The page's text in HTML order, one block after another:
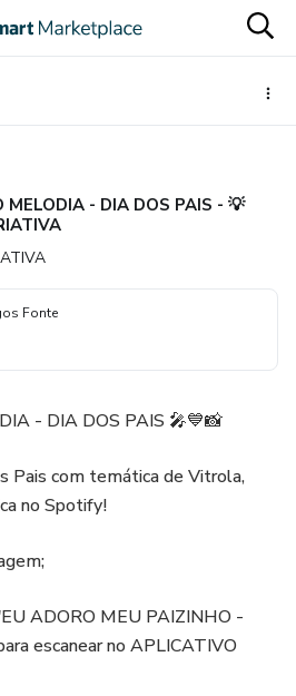
MELODIA - DIA DOS PAIS - 💡
Fonte
- DIA DOS PAIS 🎤💙📸
Pais com temática de Vitrola,
no Spotify!
ADORO MEU PAIZINHO -
escanear no APLICATIVO